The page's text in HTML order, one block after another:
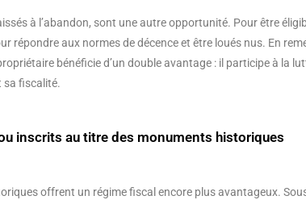
à l’abandon, sont une autre opportunité. Pour être
répondre aux normes de décence et être loués nus. En
bénéficie d’un double avantage : il participe à la
sa fiscalité.
inscrits au titre des monuments historiques
offrent un régime fiscal encore plus avantageux.